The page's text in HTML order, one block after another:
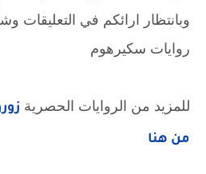
وبانتظار ارائكم في التعليقات
روايات سكيرهوم
للمزيد من الروايات الحصرية
من هنا